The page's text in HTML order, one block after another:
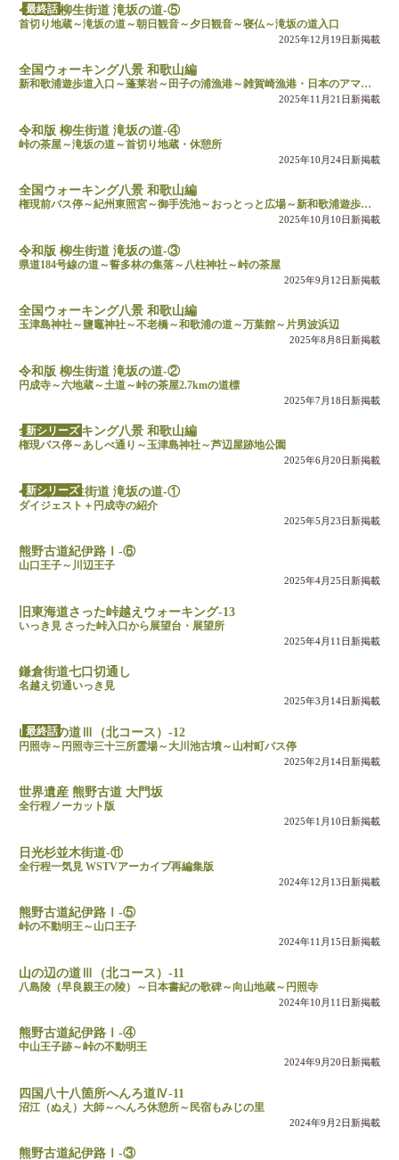
最終話
令和版 柳生街道 滝坂の道-⑤
首切り地蔵～滝坂の道～朝日観音～夕日観音～寝仏～滝坂の道入口
2025年12月19日新掲載
全国ウォーキング八景 和歌山編
新和歌浦遊歩道入口～蓬莱岩～田子の浦漁港～雑賀崎漁港・日本のアマルフィ
2025年11月21日新掲載
令和版 柳生街道 滝坂の道-④
峠の茶屋～滝坂の道～首切り地蔵・休憩所
2025年10月24日新掲載
全国ウォーキング八景 和歌山編
権現前バス停～紀州東照宮～御手洗池～おっとっと広場～新和歌浦遊歩道入口
2025年10月10日新掲載
令和版 柳生街道 滝坂の道-③
県道184号線の道～誓多林の集落～八柱神社～峠の茶屋
2025年9月12日新掲載
全国ウォーキング八景 和歌山編
玉津島神社～鹽竈神社～不老橋～和歌浦の道～万葉館～片男波浜辺
2025年8月8日新掲載
令和版 柳生街道 滝坂の道-②
円成寺～六地蔵～土道～峠の茶屋2.7kmの道標
2025年7月18日新掲載
新シリーズ
全国ウォーキング八景 和歌山編
権現バス停～あしべ通り～玉津島神社～芦辺屋跡地公園
2025年6月20日新掲載
新シリーズ
令和版 柳生街道 滝坂の道-①
ダイジェスト＋円成寺の紹介
2025年5月23日新掲載
熊野古道紀伊路Ⅰ-⑥
山口王子～川辺王子
2025年4月25日新掲載
旧東海道さった峠越えウォーキング-13
いっき見 さった峠入口から展望台・展望所
2025年4月11日新掲載
鎌倉街道七口切通し
名越え切通いっき見
2025年3月14日新掲載
最終話
山の辺の道Ⅲ（北コース）-12
円照寺～円照寺三十三所霊場～大川池古墳～山村町バス停
2025年2月14日新掲載
世界遺産 熊野古道 大門坂
全行程ノーカット版
2025年1月10日新掲載
日光杉並木街道-⑪
全行程一気見 WSTVアーカイブ再編集版
2024年12月13日新掲載
熊野古道紀伊路Ⅰ-⑤
峠の不動明王～山口王子
2024年11月15日新掲載
山の辺の道Ⅲ（北コース）-11
八島陵（早良親王の陵）～日本書紀の歌碑～向山地蔵～円照寺
2024年10月11日新掲載
熊野古道紀伊路Ⅰ-④
中山王子跡～峠の不動明王
2024年9月20日新掲載
四国八十八箇所へんろ道Ⅳ-11
沼江（ぬえ）大師～へんろ休憩所～民宿もみじの里
2024年9月2日新掲載
熊野古道紀伊路Ⅰ-③